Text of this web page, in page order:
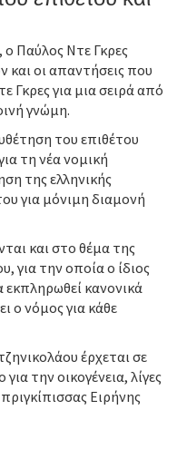
Παύλος Ντε Γκρες
και οι απαντήσεις που
Γκρες για μια σειρά από
γνώμη.
του επιθέτου
τη νέα νομική
της ελληνικής
για μόνιμη διαμονή
και στο θέμα της
για την οποία ο ίδιος
κανονικά
ο νόμος για κάθε
έρχεται σε
την οικογένεια, λίγες
Ειρήνης